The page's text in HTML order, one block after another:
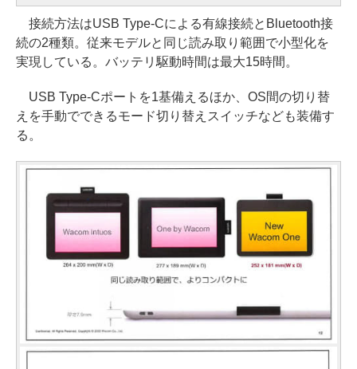
接続方法はUSB Type-Cによる有線接続とBluetooth接
続の2種類。従来モデルと同じ読み取り範囲で小型化を
実現している。バッテリ駆動時間は最大15時間。
USB Type-Cポートを1基備えるほか、OS間の切り替
えを手動でできるモード切り替えスイッチなども装備す
る。